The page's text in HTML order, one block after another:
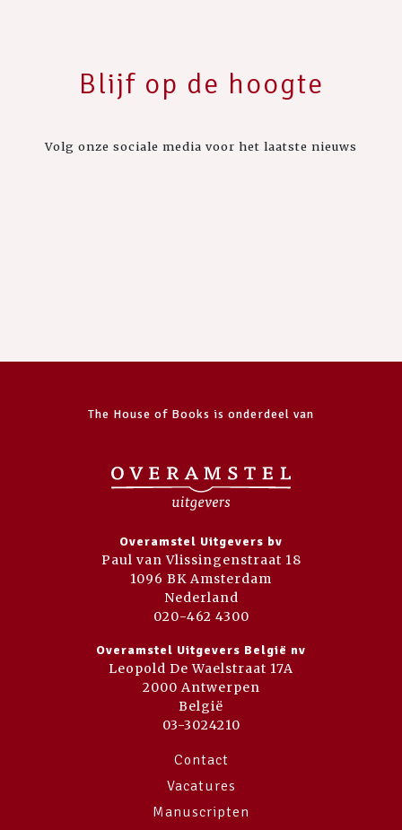
Blijf op de hoogte
Volg onze sociale media voor het laatste nieuws
The House of Books is onderdeel van
Overamstel Uitgevers bv
Paul van Vlissingenstraat 18
1096 BK Amsterdam
Nederland
020-462 4300
Overamstel Uitgevers België nv
Leopold De Waelstraat 17A
2000 Antwerpen
België
03-3024210
Contact
Vacatures
Manuscripten